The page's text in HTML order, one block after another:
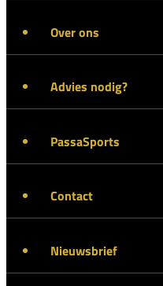
Over ons
Advies nodig?
PassaSports
Contact
Nieuwsbrief